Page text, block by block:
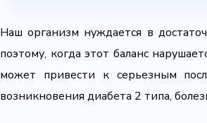
Наш организм нуждается в
поэтому, когда этот баланс
может привести к серьезным
возникновения диабета 2 типа,